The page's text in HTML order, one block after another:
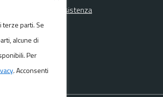
terze parti. Se
alcune di
Per
. Acconsenti
Richiesta assistenza